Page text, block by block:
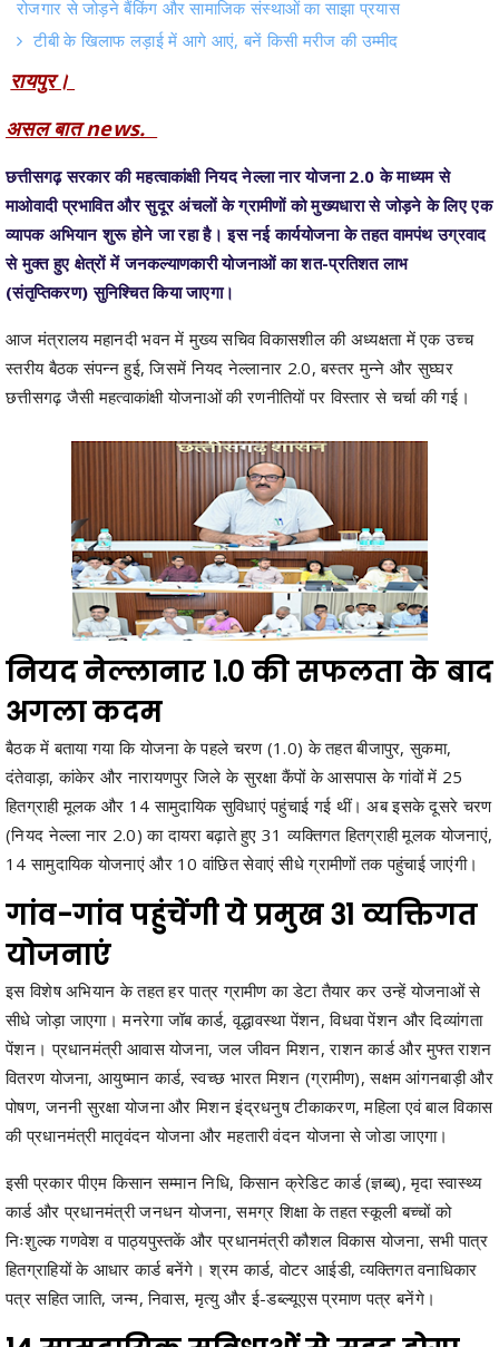
रायपुर।
माओवादी प्रभावित और सुदूर अंचलों के ग्रामीणों को मुख्यधारा से जोड़ने के लिए एक
व्यापक अभियान शुरू होने जा रहा है। इस नई कार्ययोजना के तहत वामपंथ उग्रवाद
से मुक्त हुए क्षेत्रों में जनकल्याणकारी योजनाओं का शत-प्रतिशत लाभ
(संतृप्तिकरण) सुनिश्चित किया जाएगा।
आज मंत्रालय महानदी भवन में मुख्य सचिव विकासशील की अध्यक्षता में एक उच्च
स्तरीय बैठक संपन्न हुई, जिसमें नियद नेल्लानार 2.0, बस्तर मुन्ने और सुघ्घर
छत्तीसगढ़ जैसी महत्वाकांक्षी योजनाओं की रणनीतियों पर विस्तार से चर्चा की गई।
नियद नेल्लानार 1.0 की सफलता के बाद
अगला कदम
बैठक में बताया गया कि योजना के पहले चरण (1.0) के तहत बीजापुर, सुकमा,
दंतेवाड़ा, कांकेर और नारायणपुर जिले के सुरक्षा कैंपों के आसपास के गांवों में 25
हितग्राही मूलक और 14 सामुदायिक सुविधाएं पहुंचाई गई थीं। अब इसके दूसरे चरण
(नियद नेल्ला नार 2.0) का दायरा बढ़ाते हुए 31 व्यक्तिगत हितग्राही मूलक योजनाएं,
14 सामुदायिक योजनाएं और 10 वांछित सेवाएं सीधे ग्रामीणों तक पहुंचाई जाएंगी।
गांव-गांव पहुंचेंगी ये प्रमुख 31 व्यक्तिगत
योजनाएं
इस विशेष अभियान के तहत हर पात्र ग्रामीण का डेटा तैयार कर उन्हें योजनाओं से
सीधे जोड़ा जाएगा। मनरेगा जॉब कार्ड, वृद्धावस्था पेंशन, विधवा पेंशन और दिव्यांगता
पेंशन। प्रधानमंत्री आवास योजना, जल जीवन मिशन, राशन कार्ड और मुफ्त राशन
वितरण योजना, आयुष्मान कार्ड, स्वच्छ भारत मिशन (ग्रामीण), सक्षम आंगनबाड़ी और
पोषण, जननी सुरक्षा योजना और मिशन इंद्रधनुष टीकाकरण, महिला एवं बाल विकास
की प्रधानमंत्री मातृवंदन योजना और महतारी वंदन योजना से जोडा जाएगा।
इसी प्रकार पीएम किसान सम्मान निधि, किसान क्रेडिट कार्ड (ज्ञब्ब्), मृदा स्वास्थ्य
कार्ड और प्रधानमंत्री जनधन योजना, समग्र शिक्षा के तहत स्कूली बच्चों को
निःशुल्क गणवेश व पाठ्यपुस्तकें और प्रधानमंत्री कौशल विकास योजना, सभी पात्र
हितग्राहियों के आधार कार्ड बनेंगे। श्रम कार्ड, वोटर आईडी, व्यक्तिगत वनाधिकार
पत्र सहित जाति, जन्म, निवास, मृत्यु और ई-डब्ल्यूएस प्रमाण पत्र बनेंगे।
14 सामुदायिक सुविधाओं से सुदृढ़ होगा
इंफ्रास्ट्रक्चर